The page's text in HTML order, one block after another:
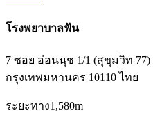
โรงพยาบาลฟัน
7 ซอย อ่อนนุช 1/1 (สุขุมวิท
กรุงเทพมหานคร 10110 ไทย
ระยะทาง1,580m